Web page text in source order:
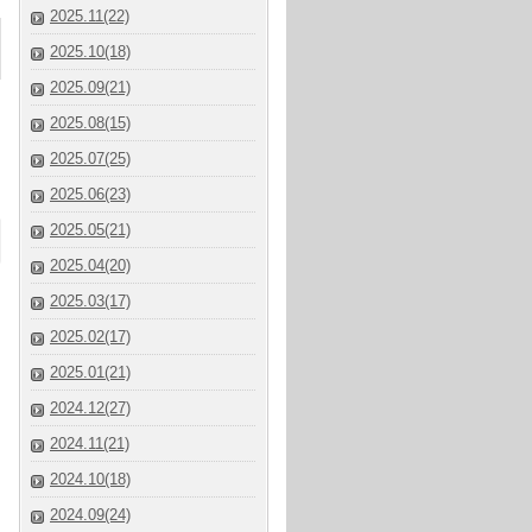
2025.11(22)
2025.10(18)
2025.09(21)
2025.08(15)
2025.07(25)
2025.06(23)
2025.05(21)
2025.04(20)
2025.03(17)
2025.02(17)
2025.01(21)
2024.12(27)
2024.11(21)
2024.10(18)
2024.09(24)